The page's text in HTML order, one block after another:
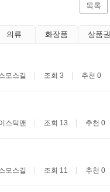
목록
의류 화장품 상품권
모스길 조회 3 추천 0
스틱맨 조회 13 추천 0
모스길 조회 11 추천 0